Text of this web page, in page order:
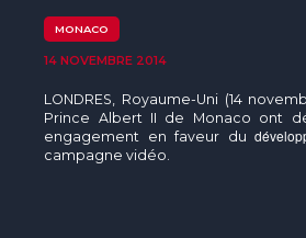
MONACO
14 NOVEMBRE 2014
LONDRES, Royaume-Uni (14
Prince Albert II de Monaco ont
engagement en faveur du
campagne vidéo.